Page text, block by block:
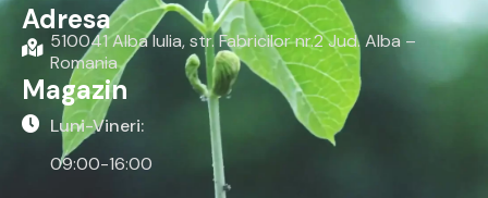
Adresa
510041 Alba Iulia, str. Fabricilor nr.2 Jud. Alba –
Romania
Magazin
Luni-Vineri:
09:00-16:00